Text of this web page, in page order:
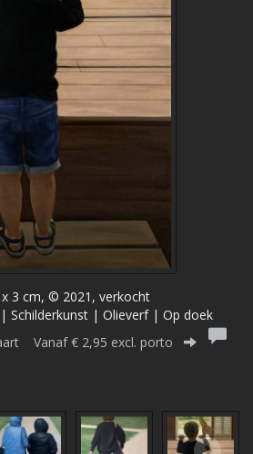
x 3 cm, © 2021, verkocht
Schilderkunst | Olieverf | Op doek
Vanaf € 2,95 excl. porto